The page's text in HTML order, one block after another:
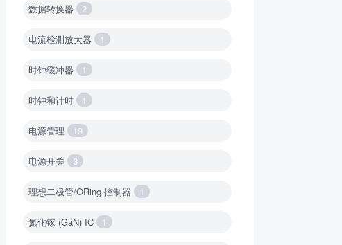
数据转换器 2
电流检测放大器 1
时钟缓冲器 1
时钟和计时 1
电源管理 19
电源开关 3
理想二极管/ORing 控制器 1
氮化镓 (GaN) IC 1